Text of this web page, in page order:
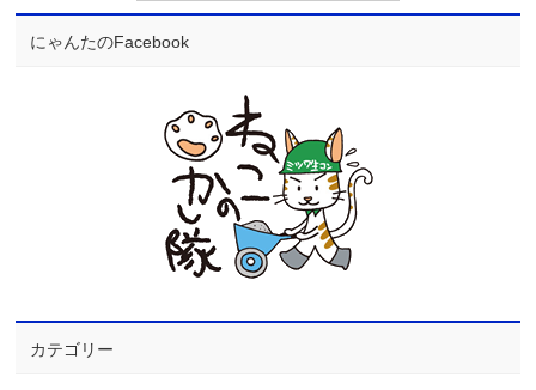
にゃんたのFacebook
カテゴリー